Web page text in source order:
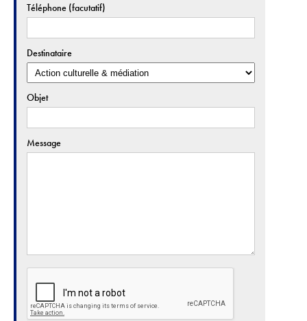
Téléphone (facutatif)
Destinataire
Objet
Message